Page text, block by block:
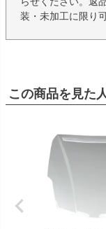
装・未加工に限り
この商品を見た